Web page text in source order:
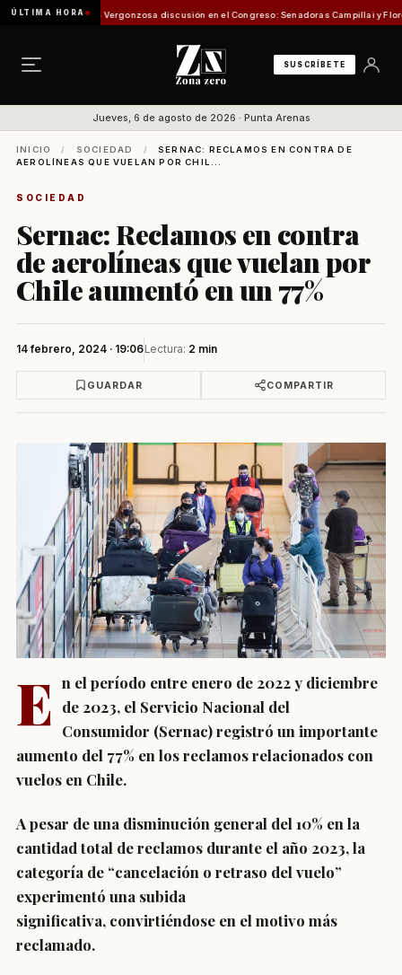
ÚLTIMA HORA
de Pesca Vergonzosa discusión en el Congreso: Senadoras Campillai y Flores se
SUSCRÍBETE
Jueves, 6 de agosto de 2026 · Punta Arenas
INICIO / SOCIEDAD /
SERNAC: RECLAMOS EN CONTRA DE
AEROLÍNEAS QUE VUELAN POR CHIL...
SOCIEDAD
Sernac: Reclamos en contra
de aerolíneas que vuelan por
Chile aumentó en un 77%
14 febrero, 2024 · 19:06Lectura: 2 min
GUARDAR COMPARTIR
E n el período entre enero de 2022 y diciembre
de 2023, el Servicio Nacional del
Consumidor (Sernac) registró un importante
aumento del 77% en los reclamos relacionados con
vuelos en Chile.
A pesar de una disminución general del 10% en la
cantidad total de reclamos durante el año 2023, la
categoría de “cancelación o retraso del vuelo”
experimentó una subida
significativa, convirtiéndose en el motivo más
reclamado.